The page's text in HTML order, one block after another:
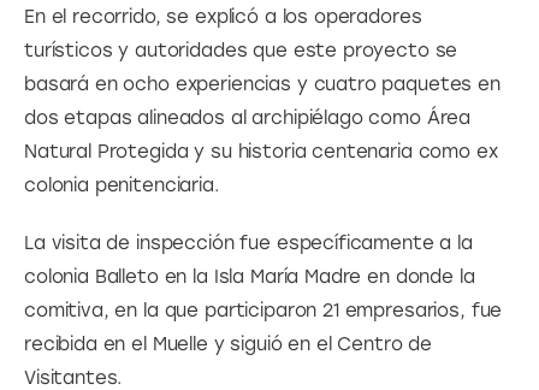
En el recorrido, se explicó a los operadores
turísticos y autoridades que este proyecto se
basará en ocho experiencias y cuatro paquetes en
dos etapas alineados al archipiélago como Área
Natural Protegida y su historia centenaria como ex
colonia penitenciaria.
La visita de inspección fue específicamente a la
colonia Balleto en la Isla María Madre en donde la
comitiva, en la que participaron 21 empresarios, fue
recibida en el Muelle y siguió en el Centro de
Visitantes.